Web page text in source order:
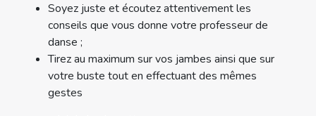
Soyez juste et écoutez attentivement les
conseils que vous donne votre professeur de
danse ;
Tirez au maximum sur vos jambes ainsi que sur
votre buste tout en effectuant des mêmes
gestes